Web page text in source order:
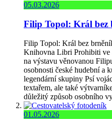
05.03.2026
Filip Topol: Král bez
Filip Topol: Král bez
Knihovna Libri Prohibiti ve
na výstavu věnovanou
osobnosti české hudební a
legendární skupiny Psí
textařem, ale také
důležitý způsob osobního
01.05.2026